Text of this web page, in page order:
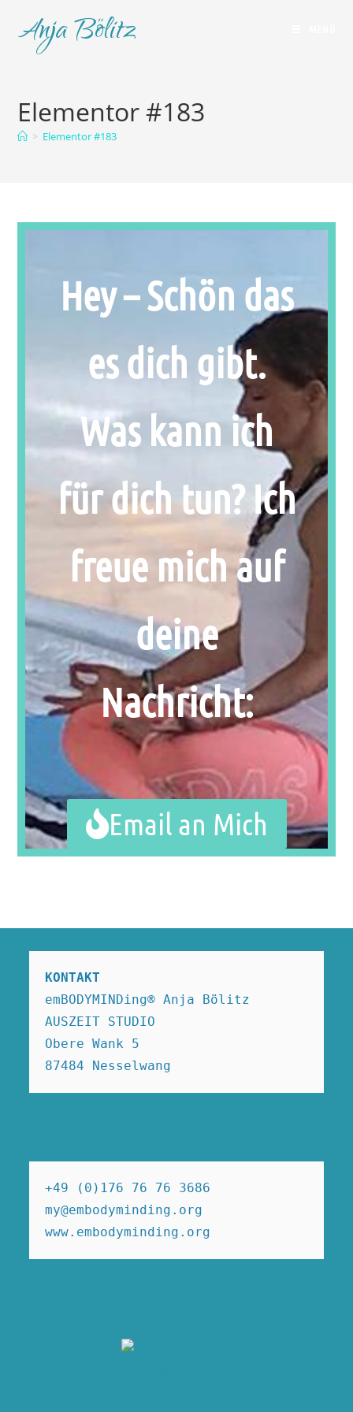
Anja Bölitz
Elementor #183
> Elementor #183
Hey – Schön das
es dich gibt.
Was kann ich
für dich tun? Ich
freue mich auf
deine
Nachricht:
Email an Mich
KONTAKT
emBODYMINDing® Anja Bölitz
AUSZEIT STUDIO
Obere Wank 5
87484 Nesselwang
+49 (0)176 76 76 3686
my@embodyminding.org
www.embodyminding.org